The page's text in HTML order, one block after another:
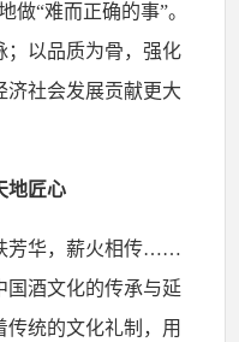
做“难而正确的事”。
；以品质为骨，强化
济社会发展贡献更大
地匠心
芳华，薪火相传……
国酒文化的传承与延
统的文化礼制，用